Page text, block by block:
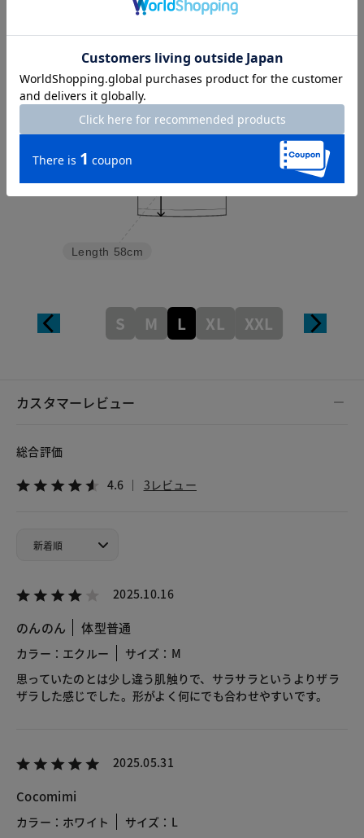
Length 58cm
Width 46cm
S M L XL XXL
カスタマーレビュー
総合評価
4.6 3レビュー
2025.10.16
のんのん 体型普通
カラー：エクルー
サイズ：M
思っていたのとは少し違う肌触りで、サラサラというよりザラ
ザラした感じでした。形がよく何にでも合わせやすいです。
2025.05.31
Cocomimi
カラー：ホワイト
サイズ：L